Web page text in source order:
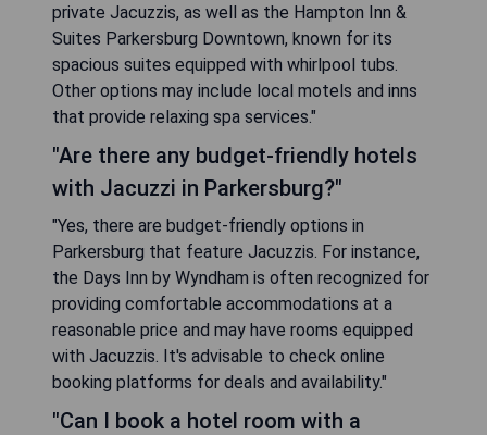
private Jacuzzis, as well as the Hampton Inn &
Suites Parkersburg Downtown, known for its
spacious suites equipped with whirlpool tubs.
Other options may include local motels and inns
that provide relaxing spa services."
"Are there any budget-friendly hotels
with Jacuzzi in Parkersburg?"
"Yes, there are budget-friendly options in
Parkersburg that feature Jacuzzis. For instance,
the Days Inn by Wyndham is often recognized for
providing comfortable accommodations at a
reasonable price and may have rooms equipped
with Jacuzzis. It's advisable to check online
booking platforms for deals and availability."
"Can I book a hotel room with a